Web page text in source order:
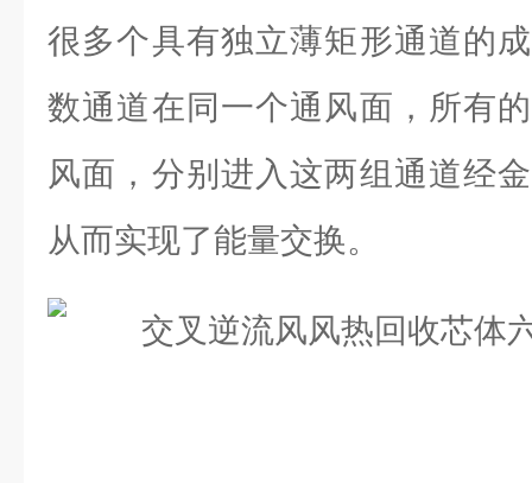
很多个具有独立薄矩形通道的
数通道在同一个通风面，所有
风面，分别进入这两组通道经
从而实现了能量交换。